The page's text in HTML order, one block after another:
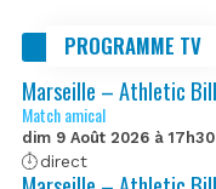
PROGRAMME TV
Marseille – Athletic
Match amical
dim 9 Août 2026 à 17h30
direct